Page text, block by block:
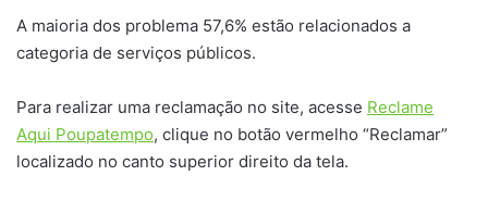
A maioria dos problema 57,6% estão relacionados a
categoria de serviços públicos.
Para realizar uma reclamação no site, acesse Reclame
Aqui Poupatempo, clique no botão vermelho “Reclamar”
localizado no canto superior direito da tela.